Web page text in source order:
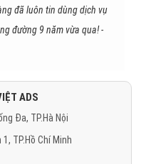
đã luôn tin dùng dịch vụ
đường 9 năm vừa qua! -
ADS
Đa, TP.Hà Nội
TP.Hồ Chí Minh